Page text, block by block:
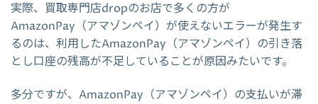
実際、買取専門店dropのお店で多くの方が
AmazonPay（アマゾンペイ）が使えないエラーが発生す
るのは、利用したAmazonPay（アマゾンペイ）の引き落
とし口座の残高が不足していることが原因みたいです。
多分ですが、AmazonPay（アマゾンペイ）の支払いが滞